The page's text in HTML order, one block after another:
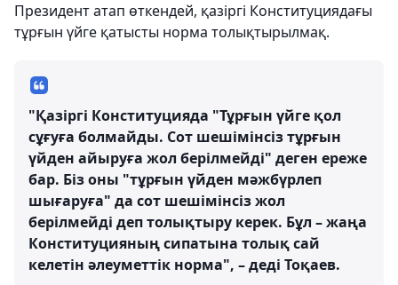
Президент атап өткендей, қазіргі Конституциядағы
тұрғын үйге қатысты норма толықтырылмақ.
"Қазіргі Конституцияда "Тұрғын үйге қол
сұғуға болмайды. Сот шешімінсіз тұрғын
үйден айыруға жол берілмейді" деген ереже
бар. Біз оны "тұрғын үйден мәжбүрлеп
шығаруға" да сот шешімінсіз жол
берілмейді деп толықтыру керек. Бұл – жаңа
Конституцияның сипатына толық сай
келетін әлеуметтік норма", – деді Тоқаев.